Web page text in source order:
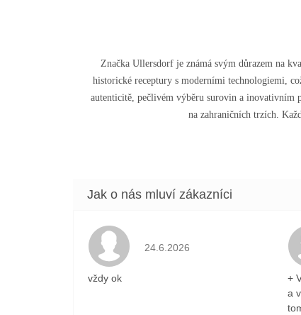
Značka Ullersdorf je známá svým důrazem na
historické receptury s moderními technologiemi,
autenticitě, pečlivém výběru surovin a inovativním
na zahraničních trzích.
Hodnocení obchodu je 5 z 5
24.6.2026
vždy ok
+
a